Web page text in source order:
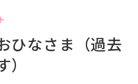
ひなさま（過去